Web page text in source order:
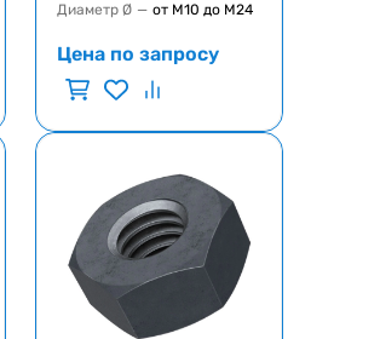
Диаметр Ø — от М10 до М24
Цена по запросу